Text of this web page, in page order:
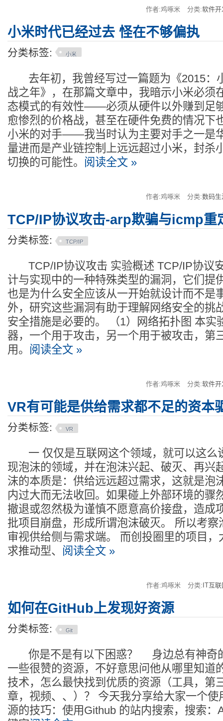
作者:鸡啄米 分类:软件开
小米时代已经过去 怪在不够偏执
分类标签: 小米
去年初，我曾经写过一篇题为《2015：
战之年》，在那篇文章中，我暗示小米必须
态模式的有效性——必须从硬件以外赚到足
愈惨烈的价格战，甚至在硬件免费的情况下
小米的对手——我当时认为主要对手之一
量进而是产业链控制上远远超过小米，封杀
切换的可能性。 阅读全文 »
作者:鸡啄米 分类:数码生
TCP/IP协议攻击-arp欺骗与icmp重
分类标签: TCP/IP
TCP/IP协议攻击 实验概述 TCP/IP协议
计与实现中的一种特殊类型的漏洞，它们提
也是为什么安全应该从一开始就设计而不是
外，研究这些漏洞有助于理解网络安全的挑
安全措施是必要的。 （1）网络拓扑图 本实
器，一个用于攻击，另一个用于被攻击，第
用。 阅读全文 »
作者:鸡啄米 分类:软件开
VR有可能是供给需求都不足的资本
分类标签: VR
一 仅仅是互联网这个领域，就可以这么
现泡沫的领域，并在泡沫兴起、破灭、再兴
沫的本质是：供给远远超过需求，这就是泡
内过大而无法收回。如果碰上外部环境的骤
撤退或忽然极为谨慎不愿意高价接盘，造成
批项目崩盘，形成所谓泡沫破灭。 所以考察
审视供给侧与需求端。 而创投圈里的项目，
求推动型、 阅读全文 »
作者:鸡啄米 分类: IT互
如何在GitHub上发现好资源
分类标签: Git
你是不是有以下困惑？ 身边总有神奇
一些很赞的资源，不好意思问他从哪里知道
技术，怎么最快找到优质的资源（工具，第
章，视频、、）？ 今天我分享给大家一个使
源的技巧：使用Github 的站内搜索，搜索：